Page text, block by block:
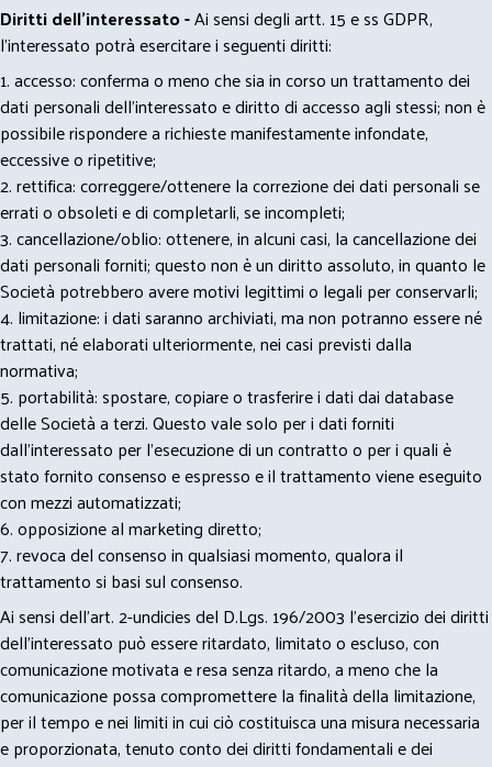
Diritti dell’interessato -Ai sensi degli artt. 15 e ss GDPR,
l’interessato potrà esercitare i seguenti diritti:
1. accesso: conferma o meno che sia in corso un trattamento dei
dati personali dell’interessato e diritto di accesso agli stessi; non è
possibile rispondere a richieste manifestamente infondate,
eccessive o ripetitive;
2. rettifica: correggere/ottenere la correzione dei dati personali se
errati o obsoleti e di completarli, se incompleti;
3. cancellazione/oblio: ottenere, in alcuni casi, la cancellazione dei
dati personali forniti; questo non è un diritto assoluto, in quanto le
Società potrebbero avere motivi legittimi o legali per conservarli;
4. limitazione: i dati saranno archiviati, ma non potranno essere né
trattati, né elaborati ulteriormente, nei casi previsti dalla
normativa;
5. portabilità: spostare, copiare o trasferire i dati dai database
delle Società a terzi. Questo vale solo per i dati forniti
dall’interessato per l’esecuzione di un contratto o per i quali è
stato fornito consenso e espresso e il trattamento viene eseguito
con mezzi automatizzati;
6. opposizione al marketing diretto;
7. revoca del consenso in qualsiasi momento, qualora il
trattamento si basi sul consenso.
Ai sensi dell’art. 2-undicies del D.Lgs. 196/2003 l’esercizio dei diritti
dell’interessato può essere ritardato, limitato o escluso, con
comunicazione motivata e resa senza ritardo, a meno che la
comunicazione possa compromettere la finalità della limitazione,
per il tempo e nei limiti in cui ciò costituisca una misura necessaria
e proporzionata, tenuto conto dei diritti fondamentali e dei